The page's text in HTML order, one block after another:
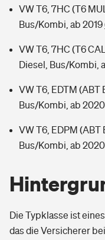
VW T6, 7HC (T6
Bus/Kombi, ab 2019
VW T6, 7HC (T6
Diesel, Bus/Kombi,
VW T6, EDTM (ABT
Bus/Kombi, ab 2020
VW T6, EDPM (ABT
Bus/Kombi, ab 2020
Die Typklasse ist
das die Versicherer